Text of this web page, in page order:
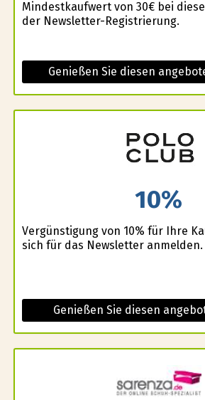
Mindestkaufwert von 30€ bei
der Newsletter-Registrierung.
Genießen Sie diesen
10%
Vergünstigung von 10% für Ihre
sich für das Newsletter anmelden.
Genießen Sie diesen